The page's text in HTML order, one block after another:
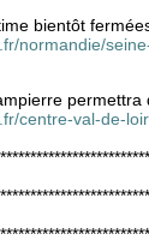
bientôt
normandie/
permettra
centre-val-de-